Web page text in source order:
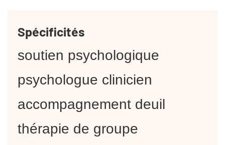
Spécificités
soutien psychologique
psychologue clinicien
accompagnement deuil
thérapie de groupe